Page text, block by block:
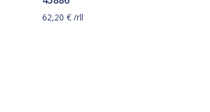
62,20 € /rll